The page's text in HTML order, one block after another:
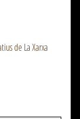
de La Xarxa